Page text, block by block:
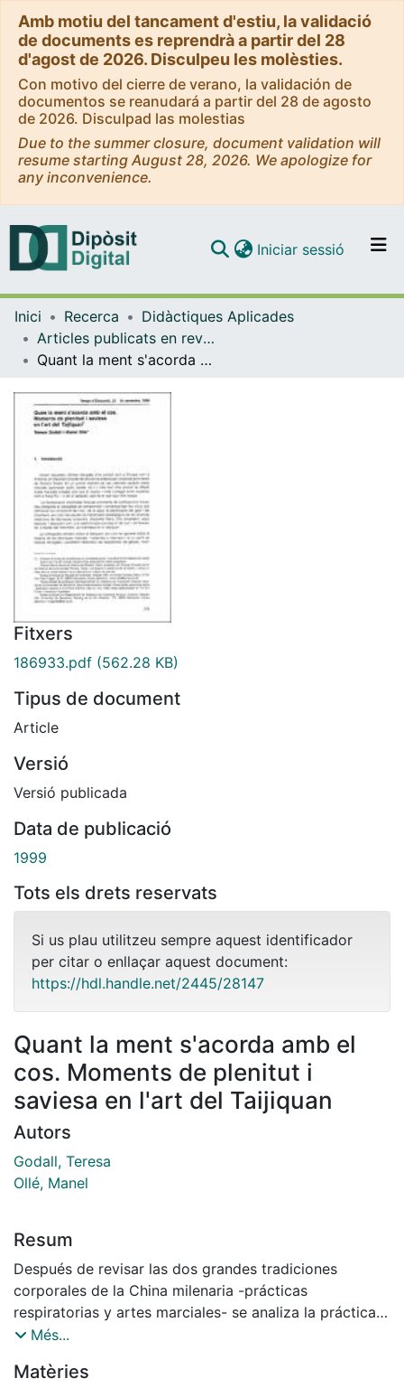
Amb motiu del tancament d'estiu, la validació
de documents es reprendrà a partir del 28
d'agost de 2026. Disculpeu les molèsties.
Con motivo del cierre de verano, la validación de
documentos se reanudará a partir del 28 de agosto
de 2026. Disculpad las molestias
Due to the summer closure, document validation will
resume starting August 28, 2026. We apologize for
any inconvenience.
Navega per tot el DD
Iniciar sessió (current)
Inici Recerca
Didàctiques Aplicades
Articles publicats en revistes (Didàctiques Aplicades)
Quant la ment s'acorda amb el cos. Moments de plenitut i saviesa en l'art del Taijiquan
Fitxers
186933.pdf (562.28 KB)
Tipus de document
Article
Versió
Versió publicada
Data de publicació
1999
Tots els drets reservats
Si us plau utilitzeu sempre aquest identificador
per citar o enllaçar aquest document:
https://hdl.handle.net/2445/28147
Quant la ment s'acorda amb el
cos. Moments de plenitut i
saviesa en l'art del Taijiquan
Autors
Godall, Teresa
Ollé, Manel
Resum
Después de revisar las dos grandes tradiciones
corporales de la China milenaria -prácticas
respiratorias y artes marciales- se analiza la práctica
del tai chi que, como es sabido, constituye una
de dicha práctica se dan una serie de acciones
Més...
Matèries